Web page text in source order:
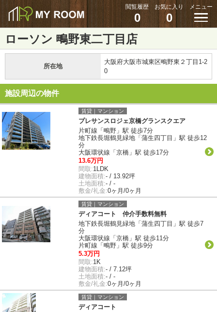
閲覧履歴
0
お気に入り
0
メニュー
ローソン 鴫野東二丁目店
所在地
大阪府大阪市城東区鴫野東２丁目1-2
0
施設周辺の物件
賃貸｜マンション
プレサンスロジェ京橋グランスクエア
片町線「鴫野」駅 徒歩7分
地下鉄長堀鶴見緑地「蒲生四丁目」駅 徒歩12
分
大阪環状線「京橋」駅 徒歩17分
13.6万円
間取:1LDK
建物面積:- / 13.92坪
土地面積:- / -
敷金/礼金:0ヶ月/0ヶ月
賃貸｜マンション
ディアコート 仲介手数料無料
地下鉄長堀鶴見緑地「蒲生四丁目」駅 徒歩7
分
大阪環状線「京橋」駅 徒歩11分
片町線「鴫野」駅 徒歩9分
5.3万円
間取:1K
建物面積:- / 7.12坪
土地面積:- / -
敷金/礼金:0ヶ月/0ヶ月
賃貸｜マンション
ディアコート